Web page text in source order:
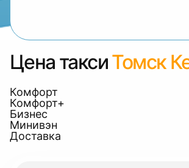
Цена таксиТомск
Комфорт
Комфорт+
Бизнес
Минивэн
Доставка